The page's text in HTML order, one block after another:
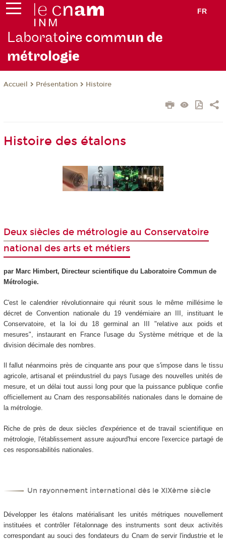
FR
Laboratoire commun de
métrologie
Accueil Présentation Histoire
Histoire des étalons
Deux siècles de métrologie au Conservatoire
national des arts et métiers
par Marc Himbert, Directeur scientifique du Laboratoire Commun de
Métrologie.
C'est le calendrier révolutionnaire qui réunit sous le même millésime le
décret de Convention nationale du 19 vendémiaire an III, instituant le
Conservatoire, et la loi du 18 germinal an III "relative aux poids et
mesures", instaurant en France l'usage du Système métrique et de la
division décimale des nombres.
Il fallut néanmoins près de cinquante ans pour que s'impose dans le tissu
agricole, artisanal et préindustriel du pays l'usage des nouvelles unités de
mesure, et un délai tout aussi long pour que la puissance publique confie
officiellement au Cnam des responsabilités nationales dans le domaine de
la métrologie.
Riche de près de deux siècles d'expérience et de travail scientifique en
métrologie, l'établissement assure aujourd'hui encore l'exercice partagé de
ces responsabilités nationales.
Un rayonnement international dès le XIXème siècle
Développer les étalons matérialisant les unités métriques nouvellement
instituées et contrôler l'étalonnage des instruments sont deux activités
correspondant au souci des fondateurs du Cnam de servir l'industrie et le